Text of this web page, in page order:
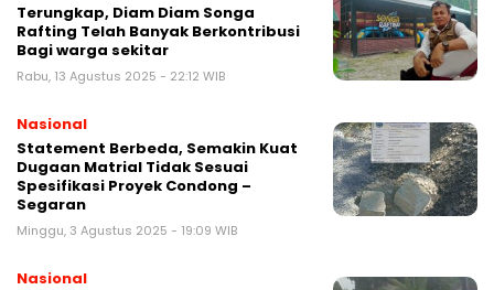
Terungkap, Diam Diam Songa
Rafting Telah Banyak Berkontribusi
Bagi warga sekitar
Rabu, 13 Agustus 2025 - 22:12 WIB
Nasional
Statement Berbeda, Semakin Kuat
Dugaan Matrial Tidak Sesuai
Spesifikasi Proyek Condong –
Segaran
Minggu, 3 Agustus 2025 - 19:09 WIB
Nasional